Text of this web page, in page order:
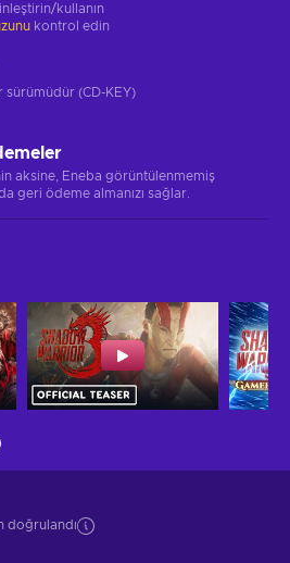
kullanın
kontrol edin
sürümüdür (CD-KEY)
aksine, Eneba görüntülenmemiş
geri ödeme almanızı sağlar.
doğrulandı